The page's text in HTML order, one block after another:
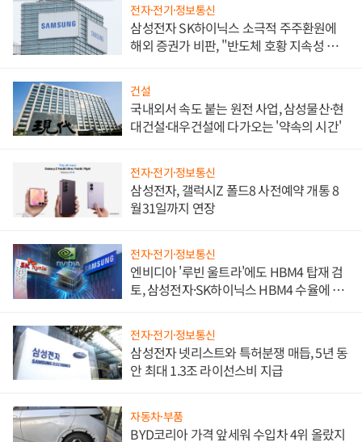
전자·전기·정보통신
삼성전자 SK하이닉스 소극적 주주환원에
해외 증권가 비판, "반도체 호황 지속성 의
건설
국내외서 속도 붙는 원전 사업, 삼성물산·현
대건설·대우건설에 다가오는 '약속의 시간'
전자·전기·정보통신
삼성전자, 갤럭시Z 폴드8 사전예약 개통 8
월31일까지 연장
전자·전기·정보통신
엔비디아 '루빈 울트라'에도 HBM4 탑재 검
토, 삼성전자·SK하이닉스 HBM4 수율에 주
전자·전기·정보통신
삼성전자 넷리스트와 특허분쟁 매듭, 5년 동
안 최대 1.3조 라이선스비 지급
자동차·부품
BYD코리아 가격 앞세워 수입차 4위 올랐지